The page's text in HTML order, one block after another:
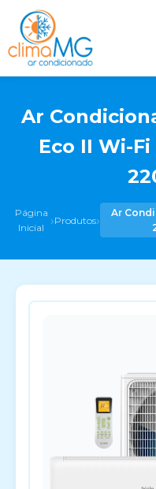
Ar
Eco II Wi-
Página
Inicial
›Produtos›
Ar